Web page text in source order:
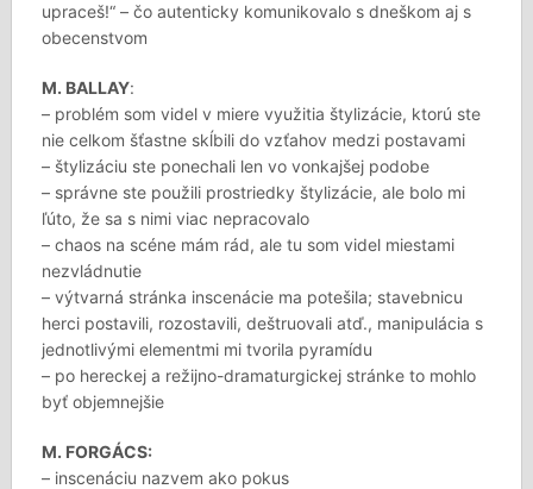
upraceš!“ – čo autenticky komunikovalo s dneškom aj s
obecenstvom
M. BALLAY:
– problém som videl v miere využitia štylizácie, ktorú ste
nie celkom šťastne skĺbili do vzťahov medzi postavami
– štylizáciu ste ponechali len vo vonkajšej podobe
– správne ste použili prostriedky štylizácie, ale bolo mi
ľúto, že sa s nimi viac nepracovalo
– chaos na scéne mám rád, ale tu som videl miestami
nezvládnutie
– výtvarná stránka inscenácie ma potešila; stavebnicu
herci postavili, rozostavili, deštruovali atď., manipulácia s
jednotlivými elementmi mi tvorila pyramídu
– po hereckej a režijno-dramaturgickej stránke to mohlo
byť objemnejšie
M. FORGÁCS:
– inscenáciu nazvem ako pokus